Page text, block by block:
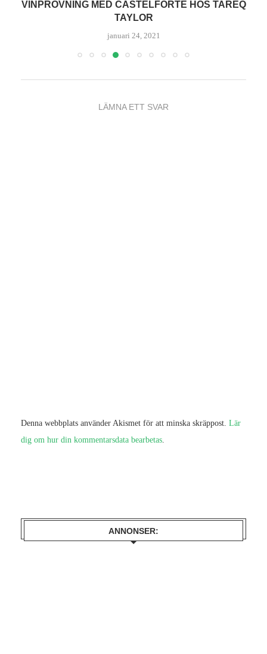
VINPROVNING MED CASTELFORTE HOS TAREQ
TAYLOR
januari 24, 2021
LÄMNA ETT SVAR
Denna webbplats använder Akismet för att minska skräppost. Lär
dig om hur din kommentarsdata bearbetas.
ANNONSER: